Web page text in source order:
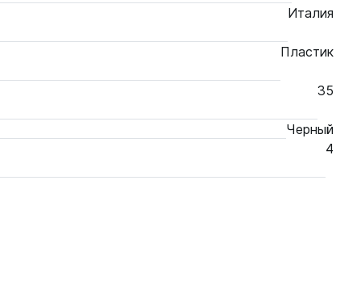
Италия
Пластик
35
Черный
4